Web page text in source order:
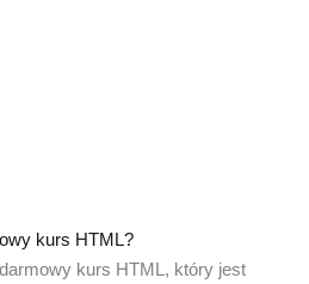
kurs HTML?
kurs HTML, który jest